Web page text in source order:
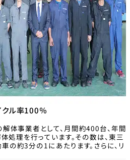
クル率100％
体事業者として、月間約400台、年間
理を行っています。その数は、東三
の約3分の1にあたります。さらに、リ